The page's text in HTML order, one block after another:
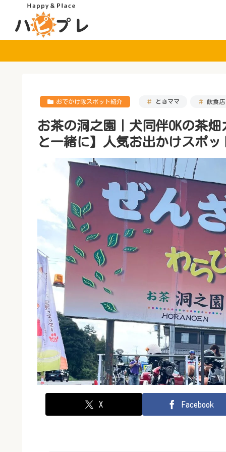
おでかけ隊スポット紹介 ときママ 飲食店
お茶の洞之園｜犬同伴OKの茶
と一緒に】人気お出かけスポッ
X Facebook